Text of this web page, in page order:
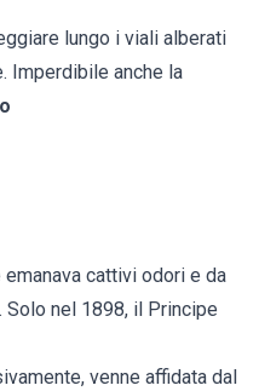
lungo i viali alberati
Imperdibile anche la
cattivi odori e da
nel 1898, il Principe
venne affidata dal